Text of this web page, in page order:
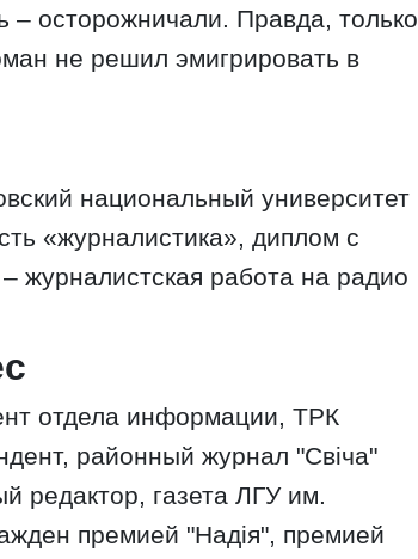
– осторожничали. Правда, только
не решил эмигрировать в
национальный университет
«журналистика», диплом с
журналистская работа на радио
отдела информации, ТРК
районный журнал "Свіча"
редактор, газета ЛГУ им.
премией "Надія", премией